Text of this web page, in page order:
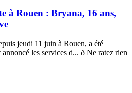
à Rouen : Bryana, 16 ans,
jeudi 11 juin à Rouen, a été
les services d... ð Ne ratez rien